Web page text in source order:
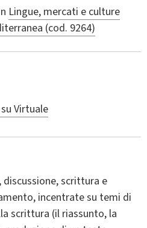
Lingue, mercati e culture
(cod. 9264)
Virtuale
discussione, scrittura e
incentrate su temi di
scrittura (il riassunto, la